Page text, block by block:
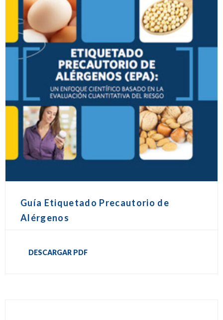
Guía Etiquetado Precautorio de
Alérgenos
DESCARGAR PDF